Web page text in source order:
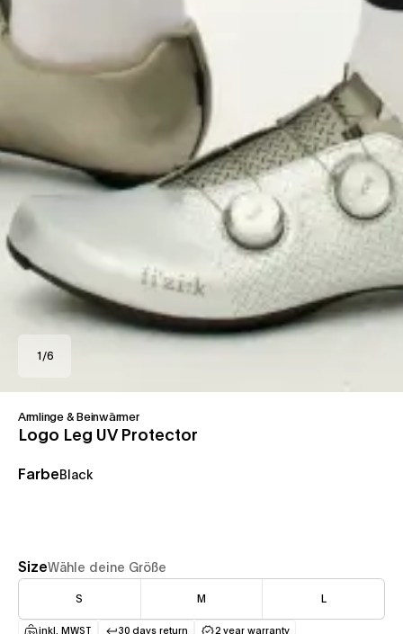
1 /6
Armlinge & Beinwärmer
Logo Leg UV Protector
Farbe Black
SizeWähle deine Größe
S M L
inkl. MWST 30 days return 2 year warranty